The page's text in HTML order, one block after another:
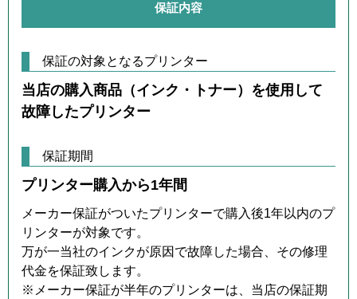
保証内容
保証の対象となるプリンター
当店の購入商品（インク・トナー）を使用して
故障したプリンター
保証期間
プリンター購入から1年間
メーカー保証がついたプリンターで購入後1年以内のプ
リンターが対象です。
万が一当社のインクが原因で故障した場合、その修理
代金を保証致します。
※メーカー保証が半年のプリンターは、当店の保証期